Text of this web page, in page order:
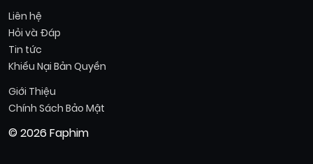
Liên hệ
Hỏi và Đáp
Tin tức
Khiếu Nại Bản Quyền
Giới Thiệu
Chính Sách Bảo Mật
© 2026 Faphim